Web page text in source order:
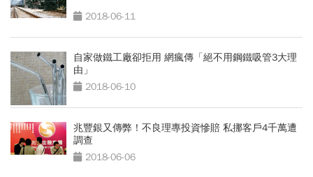
2018-06-11
自家做鐵工廠卻拒用 網瘋傳「絕不用鋼鐵吸管3大理
由」
2018-06-10
兆豐銀又傳弊！不良理專投資慘賠 私挪客戶4千萬遭
調查
2018-06-06